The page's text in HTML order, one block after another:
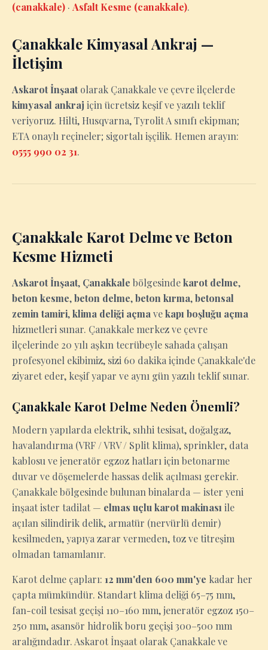
(canakkale) · Asfalt Kesme (canakkale).
Çanakkale Kimyasal Ankraj —
İletişim
Askarot İnşaatolarak Çanakkale ve çevre ilçelerde
kimyasal ankraj için ücretsiz keşif ve yazılı teklif
veriyoruz. Hilti, Husqvarna, Tyrolit A sınıfı ekipman;
ETA onaylı reçineler; sigortalı işçilik. Hemen arayın:
0555 990 02 31.
Çanakkale Karot Delme ve Beton
Kesme Hizmeti
Askarot İnşaat, Çanakkale bölgesindekarot delme,
beton kesme,beton delme,beton kırma,betonsal
zemin tamiri,klima deliği açma vekapı boşluğu açma
hizmetleri sunar. Çanakkale merkez ve çevre
ilçelerinde 20 yılı aşkın tecrübeyle sahada çalışan
profesyonel ekibimiz, sizi 60 dakika içinde Çanakkale'de
ziyaret eder, keşif yapar ve aynı gün yazılı teklif sunar.
Çanakkale Karot Delme Neden Önemli?
Modern yapılarda elektrik, sıhhi tesisat, doğalgaz,
havalandırma (VRF / VRV / Split klima), sprinkler, data
kablosu ve jeneratör egzoz hatları için betonarme
duvar ve döşemelerde hassas delik açılması gerekir.
Çanakkale bölgesinde bulunan binalarda — ister yeni
inşaat ister tadilat — elmas uçlu karot makinası ile
açılan silindirik delik, armatür (nervürlü demir)
kesilmeden, yapıya zarar vermeden, toz ve titreşim
olmadan tamamlanır.
Karot delme çapları: 12 mm'den 600 mm'ye kadar her
çapta mümkündür. Standart klima deliği 65–75 mm,
fan-coil tesisat geçişi 110–160 mm, jeneratör egzoz 150–
250 mm, asansör hidrolik boru geçişi 300–500 mm
aralığındadır. Askarot İnşaat olarak Çanakkale ve